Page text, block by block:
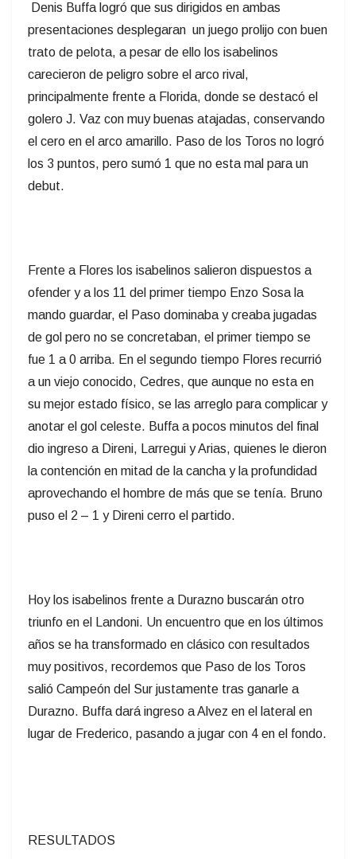
Denis Buffa logró que sus dirigidos en ambas
presentaciones desplegaran un juego prolijo con buen
trato de pelota, a pesar de ello los isabelinos
carecieron de peligro sobre el arco rival,
principalmente frente a Florida, donde se destacó el
golero J. Vaz con muy buenas atajadas, conservando
el cero en el arco amarillo. Paso de los Toros no logró
los 3 puntos, pero sumó 1 que no esta mal para un
debut.
Frente a Flores los isabelinos salieron dispuestos a
ofender y a los 11 del primer tiempo Enzo Sosa la
mando guardar, el Paso dominaba y creaba jugadas
de gol pero no se concretaban, el primer tiempo se
fue 1 a 0 arriba. En el segundo tiempo Flores recurrió
a un viejo conocido, Cedres, que aunque no esta en
su mejor estado físico, se las arreglo para complicar y
anotar el gol celeste. Buffa a pocos minutos del final
dio ingreso a Direni, Larregui y Arias, quienes le dieron
la contención en mitad de la cancha y la profundidad
aprovechando el hombre de más que se tenía. Bruno
puso el 2 – 1 y Direni cerro el partido.
Hoy los isabelinos frente a Durazno buscarán otro
triunfo en el Landoni. Un encuentro que en los últimos
años se ha transformado en clásico con resultados
muy positivos, recordemos que Paso de los Toros
salió Campeón del Sur justamente tras ganarle a
Durazno. Buffa dará ingreso a Alvez en el lateral en
lugar de Frederico, pasando a jugar con 4 en el fondo.
RESULTADOS